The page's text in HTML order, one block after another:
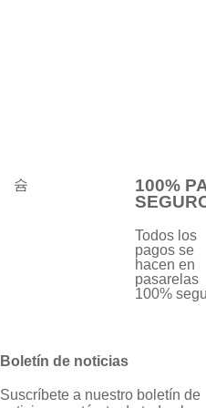
100%
Todos los
pagos se
hacen en
pasarelas
100%
Boletín de noticias
Suscríbete a nuestro boletín de